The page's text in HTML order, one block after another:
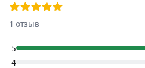
1 отзыв
5
4